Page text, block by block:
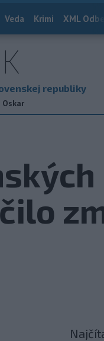
Veda Krimi XML Odber
republiky
Oskar